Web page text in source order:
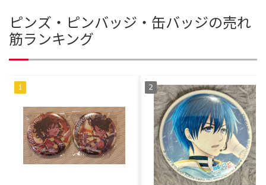
ピンズ・ピンバッジ・缶バッジの売れ
筋ランキング